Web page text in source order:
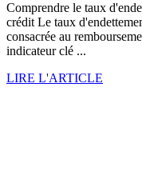
Comprendre le taux
crédit Le taux
consacrée au
indicateur clé ...
LIRE L'ARTICLE